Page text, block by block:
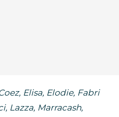
Elisa, Elodie, Fabri
Lazza, Marracash,